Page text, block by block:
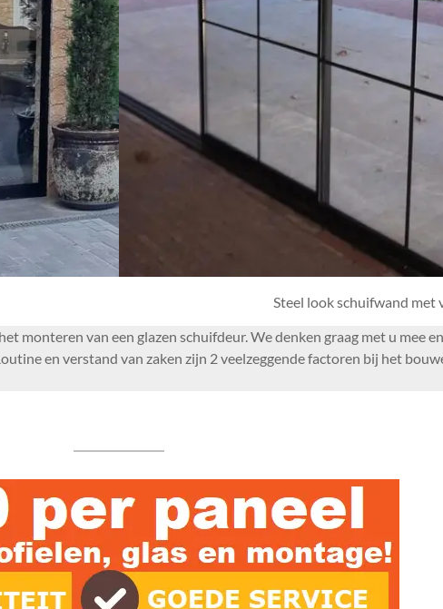
Steel look schuifwand met
monteren van een glazen schuifdeur. We denken graag met u mee
en verstand van zaken zijn 2 veelzeggende factoren bij het